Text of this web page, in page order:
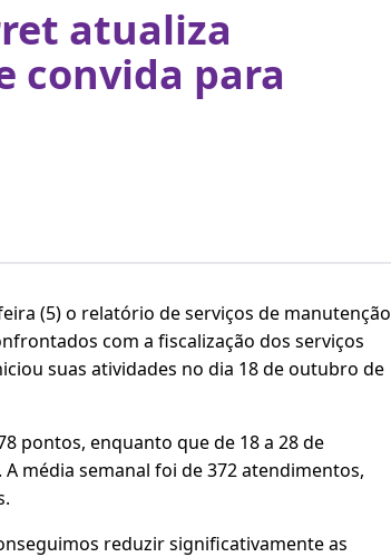
atualiza
convida para
(5) o relatório de serviços de manutenção
com a fiscalização dos serviços
suas atividades no dia 18 de outubro de
pontos, enquanto que de 18 a 28 de
média semanal foi de 372 atendimentos,
reduzir significativamente as